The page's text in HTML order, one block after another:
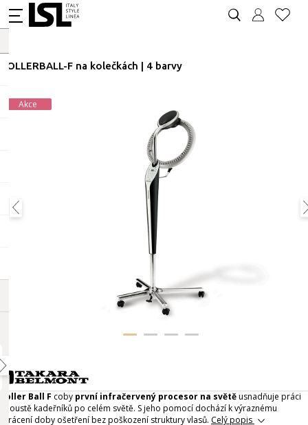
ROLLERBALL-F na kolečkách | 4 barvy
Akce
Roller Ball F coby první infračervený procesor na světěusnadňuje práci
spoustě kadeřníků po celém světě. S jeho pomocí dochází k výraznému
zkrácení doby ošetření bez poškození struktury vlasů. Celý popis